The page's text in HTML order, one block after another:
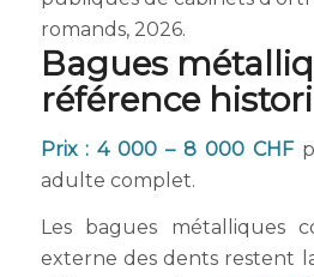
romands, 2026.
Bagues
référence
Prix : 4 000 – 8 000 CHF
adulte complet.
Les bagues métalliques
externe des dents restent